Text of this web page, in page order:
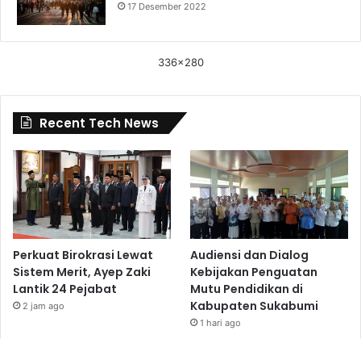
17 Desember 2022
336x280
Recent Tech News
Perkuat Birokrasi Lewat
Sistem Merit, Ayep Zaki
Lantik 24 Pejabat
2 jam ago
Audiensi dan Dialog
Kebijakan Penguatan
Mutu Pendidikan di
Kabupaten Sukabumi
1 hari ago